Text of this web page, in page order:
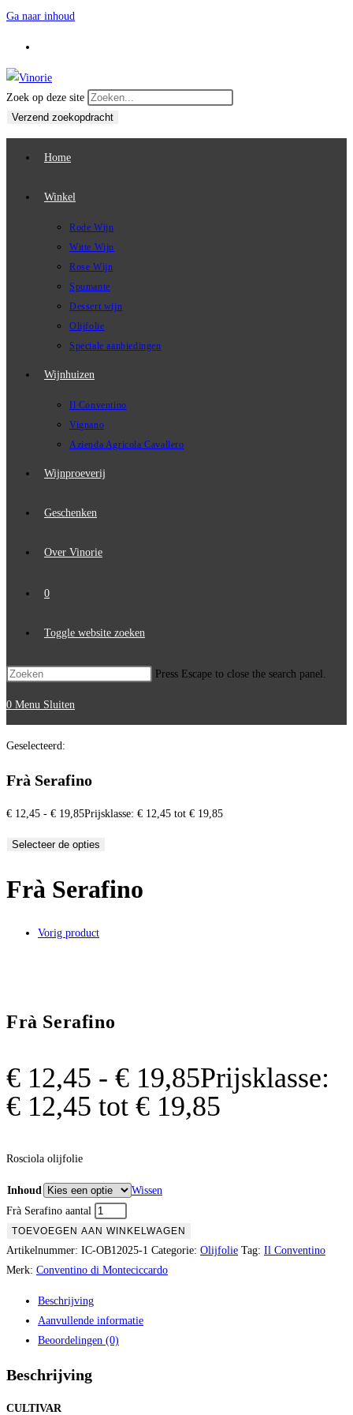
Ga naar inhoud
Zoek op deze site
Verzend zoekopdracht
Home
Winkel
Rode Wijn
Witte Wijn
Rose Wijn
Spumante
Dessert wijn
Olijfolie
Speciale aanbiedingen
Wijnhuizen
Il Conventino
Vignano
Azienda Agricola Cavallero
Wijnproeverij
Geschenken
Over Vinorie
0
Toggle website zoeken
Press Escape to close the search panel.
0 Menu Sluiten
Geselecteerd:
Frà Serafino
€ 12,45 - € 19,85Prijsklasse: € 12,45 tot € 19,85
Selecteer de opties
Frà Serafino
Vorig product
Frà Serafino
€ 12,45 - € 19,85Prijsklasse:
€ 12,45 tot € 19,85
Rosciola olijfolie
Inhoud
Wissen
Frà Serafino aantal
TOEVOEGEN AAN WINKELWAGEN
Artikelnummer: IC-OB12025-1 Categorie: Olijfolie Tag: Il Conventino
Merk: Conventino di Monteciccardo
Beschrijving
Aanvullende informatie
Beoordelingen (0)
Beschrijving
CULTIVAR